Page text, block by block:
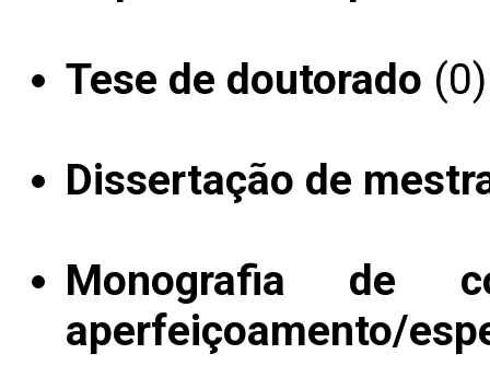
Tese de doutorado (0)
Dissertação de
Monografia de
aperfeiçoamento/